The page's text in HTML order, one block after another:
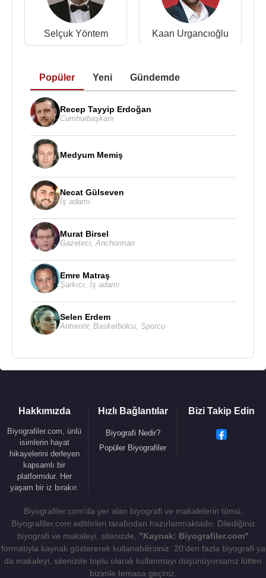
Selçuk Yöntem Kaan Urgancıoğlu
Popüler Yeni Gündemde
Recep Tayyip Erdoğan
Cumhurbaşkanı
Medyum Memiş
Necat Gülseven
İş adamı
Murat Birsel
Gazeteci Anchorman
Emre Matraş
Şarkıcı İş adamı
Selen Erdem
Antrenör, Basketbolcu Sporcu
Hakkımızda
Biyografiler.com, ünlü
isimlerin hayat
hikayelerini derleyen
kapsamlı bir
platformdur. Her
yaşam bir iz bırakır.
Hızlı Bağlantılar
Biyografi Nedir?
Popüler Biyografiler
Bizi Takip Edin
Biyografiler.com'da yer alan biyografi ve makalelerin tümü,
Biyografiler.com editörleri tarafından hazırlanmaktadır. Dilediğiniz
biyografi ve makaleyi, sitenizde, "Kaynak: Biyografiler.com"
formatıyla kaynak göstererek kullanabilirsiniz. 20'den fazla biyografi ya
da makaleyi, sitenizde toplu olarak kullanmayı düşünüyorsanız lütfen
bizimle temasa geçiniz.